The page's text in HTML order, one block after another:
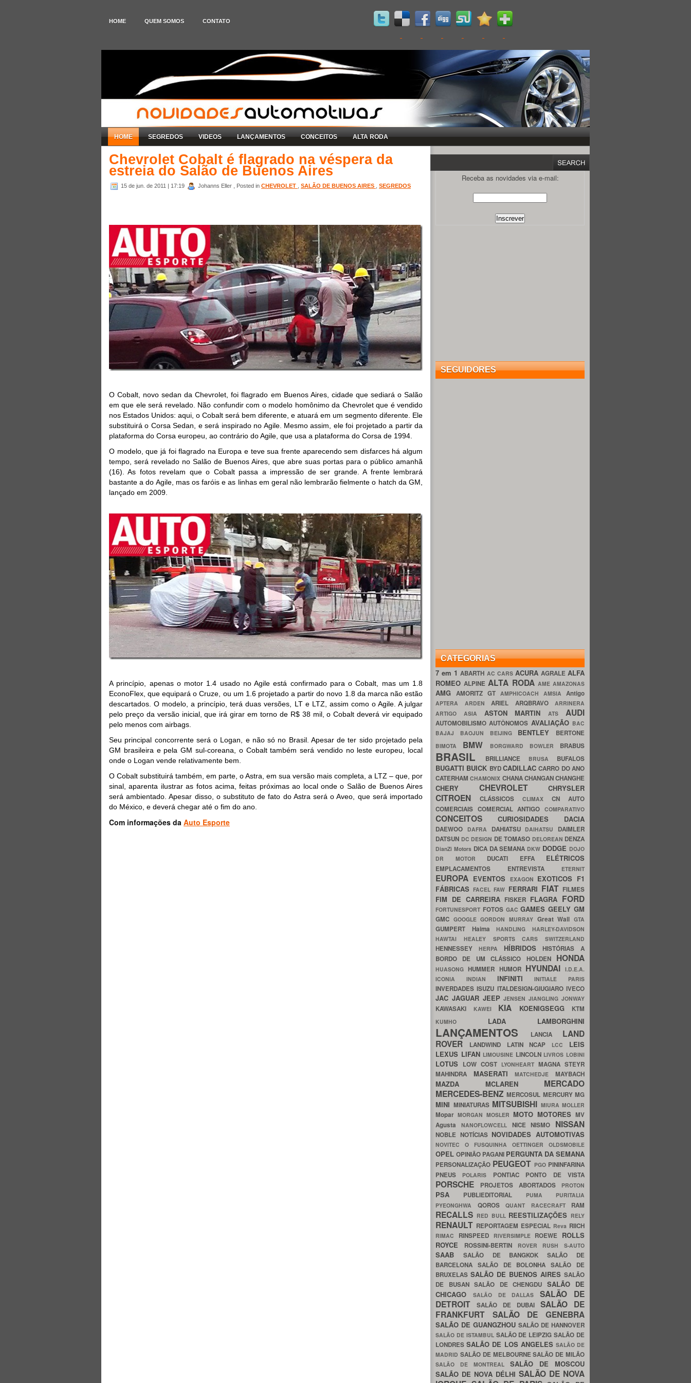
HOME QUEM SOMOS CONTATO
HOME SEGREDOS VIDEOS LANÇAMENTOS CONCEITOS ALTA RODA
Chevrolet Cobalt é flagrado na véspera da
estreia do Salão de Buenos Aires
15 de jun. de 2011 | 17:19 Johanns Eller , Posted in CHEVROLET SALÃO DE BUENOS AIRES SEGREDOS
O Cobalt, novo sedan da Chevrolet, foi flagrado em Buenos Aires, cidade que sediará o Salão
em que ele será revelado. Não confundir com o modelo homônimo da Chevrolet que é vendido
nos Estados Unidos: aqui, o Cobalt será bem diferente, e atuará em um segmento diferente. Ele
substituirá o Corsa Sedan, e será inspirado no Agile. Mesmo assim, ele foi projetado a partir da
plataforma do Corsa europeu, ao contrário do Agile, que usa a plataforma do Corsa de 1994.
O modelo, que já foi flagrado na Europa e teve sua frente aparecendo sem disfarces há algum
tempo, será revelado no Salão de Buenos Aires, que abre suas portas para o público amanhã
(16). As fotos revelam que o Cobalt passa a impressão de ser grande. A frente lembrará
bastante a do Agile, mas os faróis e as linhas em geral não lembrarão fielmente o hatch da GM,
lançado em 2009.
A princípio, apenas o motor 1.4 usado no Agile está confirmado para o Cobalt, mas um 1.8
EconoFlex, que equipará o Cruze, ou um 1.6 projetado a partir do novo 1.8 da marca não estão
descartados. O modelo, a princípio, terá duas versões, LT e LTZ, assim como o Agile. A julgar
pelo preço da versão inicial, que irá girar em torno de R$ 38 mil, o Cobalt deverá vir equipado
pelo menos com airbags.
Seu principal concorrente será o Logan, e não só no Brasil. Apesar de ter sido projetado pela
GM brasileira e pela GM sul-coreana, o Cobalt também será vendido no leste europeu, local
onde o Logan vende relativamente bem.
O Cobalt substituirá também, em parte, o Astra, em sua versão mais completa, a LTZ – que, por
sinal, aparenta ilustrar as fotos acima, feitas próximas ao local onde o Salão de Buenos Aires
será ambientado. Apesar disso, o substituto de fato do Astra será o Aveo, que será importado
do México, e deverá chegar até o fim do ano.
Com informações da Auto Esporte
Receba as novidades via e-mail:
SEGUIDORES
CATEGORIAS
7 em 1ABARTH AC CARS ACURA AGRALE ALFA
ROMEOALPINEALTA RODA AME AMAZONAS
AMG AMORITZ GT AMPHICOACH AMSIA Antigo
APTERA ARDEN ARIEL ARQBRAVO ARRINERA
ARTIGO ASIA ASTON MARTINATS AUDI
AUTOMOBILISMOAUTÔNOMOS AVALIAÇÃO BAC
BAJAJ BAOJUN BEIJING BENTLEY BERTONE
BIMOTA BMW BORGWARD BOWLER BRABUS
BRASIL BRILLIANCE BRUSA BUFALOS
BUGATTI BUICK BYDCADILLACCARRO DO ANO
CATERHAMCHAMONIX CHANACHANGANCHANGHE
CHERY CHEVROLET CHRYSLER
CITROEN CLÁSSICOS CLIMAX CN AUTO
COMERCIAIS COMERCIAL ANTIGOCOMPARATIVO
CONCEITOS CURIOSIDADES DACIA
DAEWOO DAFRA DAHIATSU DAIHATSU DAIMLER
DATSUN DC DESIGN DE TOMASO DELOREAN DENZA
DianZi Motors DICA DA SEMANA DKW DODGE DOJO
DR MOTOR DUCATI EFFA ELÉTRICOS
EMPLACAMENTOS ENTREVISTA ETERNIT
EUROPA EVENTOS EXAGON EXOTICOS F1
FÁBRICASFACELFAW FERRARI FIAT FILMES
FIM DE CARREIRA FISKER FLAGRA FORD
FORTUNESPORT FOTOS GACGAMESGEELYGM
GMC GOOGLEGORDON MURRAY Great WallGTA
GUMPERT HaimaHANDLINGHARLEY-DAVIDSON
HAWTAI HEALEY SPORTS CARS SWITZERLAND
HENNESSEY HERPA HÍBRIDOSHISTÓRIAS A
BORDO DE UM CLÁSSICO HOLDEN HONDA
HUASONGHUMMER HUMOR HYUNDAI I.D.E.A.
ICONIA INDIAN INFINITIINITIALE PARIS
INVERDADESISUZU ITALDESIGN-GIUGIAROIVECO
JAC JAGUAR JEEPJENSENJIANGLINGJONWAY
KAWASAKI KAWEI KIA KOENIGSEGG KTM
KUMHO LADA LAMBORGHINI
LANÇAMENTOS LANCIA LAND
ROVER
LANDWIND LATIN NCAP LCC LEIS
LEXUS LIFAN LIMOUSINE LINCOLN LIVROS LOBINI
LOTUS LOW COST LYONHEART MAGNA STEYR
MAHINDRA MASERATIMATCHEDJEMAYBACH
MAZDA MCLAREN MERCADO
MERCEDES-BENZMERCOSUL MERCURYMG
MINI MINIATURAS MITSUBISHI MIURA MOLLER
Mopar MORGAN MOSLER MOTO MOTORES MV
Agusta NANOFLOWCELL NICENISMO NISSAN
NOBLE NOTÍCIAS NOVIDADES AUTOMOTIVAS
NOVITEC O FUSQUINHA OETTINGER OLDSMOBILE
OPEL OPINIÃO PAGANI PERGUNTA DA SEMANA
PERSONALIZAÇÃO PEUGEOT PGO PININFARINA
PNEUS
POLARIS PONTIAC PONTO DE VISTA
PORSCHE PROJETOS ABORTADOS PROTON
PSA PUBLIEDITORIAL PUMA PURITALIA
PYEONGHWA QOROS QUANT RACECRAFT RAM
RECALLS RED BULL REESTILIZAÇÕES RELY
RENAULT REPORTAGEM ESPECIAL Reva RIICH
RIMAC RINSPEED RIVERSIMPLE ROEWE ROLLS
ROYCE
ROSSINI-BERTIN ROVER RUSH S-AUTO
SAAB SALÃO DE BANGKOKSALÃO DE
BARCELONA SALÃO DE BOLONHASALÃO DE
BRUXELAS SALÃO DE BUENOS AIRES SALÃO
DE BUSAN SALÃO DE CHENGDU SALÃO DE
CHICAGO
SALÃO DE DALLASSALÃO DE
DETROIT
SALÃO DE DUBAI SALÃO DE
FRANKFURT SALÃO DE GENEBRA
SALÃO DE GUANGZHOU SALÃO DE HANNOVER
SALÃO DE ISTAMBUL SALÃO DE LEIPZIGSALÃO DE
LONDRESSALÃO DE LOS ANGELES SALÃO DE
MADRID SALÃO DE MELBOURNESALÃO DE MILÃO
SALÃO DE MONTREAL SALÃO DE MOSCOU
SALÃO DE NOVA DÉLHI SALÃO DE NOVA